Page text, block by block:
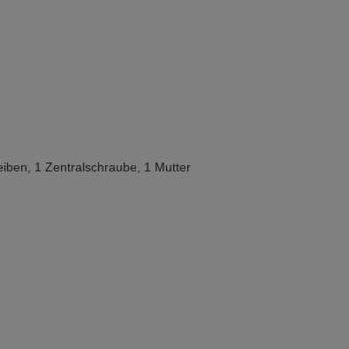
1 Zentralschraube, 1 Mutter